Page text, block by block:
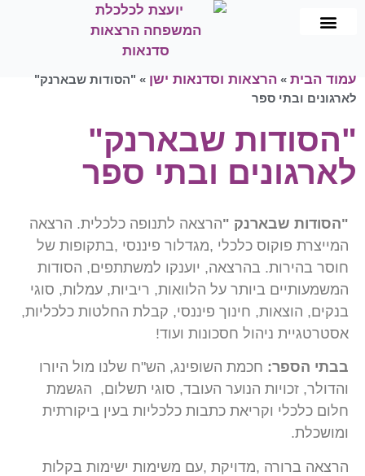
עמוד הבית » הרצאות וסדנאות ישן » "הסודות שבארנק"
לארגונים ובתי ספר
"הסודות שבארנק"
לארגונים ובתי ספר
"הסודות שבארנק "הרצאה לתנופה כלכלית. הרצאה
המייצרת פוקוס כלכלי ,מגדלור פיננסי ,בתקופות של
חוסר בהירות. בהרצאה, יוענקו למשתתפים, הסודות
המשמעותיים ביותר על הלוואות, ריביות, עמלות, סוגי
בנקים, הוצאות, חינוך פיננסי, קבלת החלטות כלכליות,
אסטרטגיית ניהול חסכונות ועוד!
בבתי הספר: חכמת השופינג, הש"ח שלנו מול היורו
והדולר, זכויות הנוער העובד, סוגי תשלום, הגשמת
חלום כלכלי וקריאת כתבות כלכליות בעין ביקורתית
ומושכלת.
הרצאה ברורה ,מדויקת ,עם משימות ישימות בקלות